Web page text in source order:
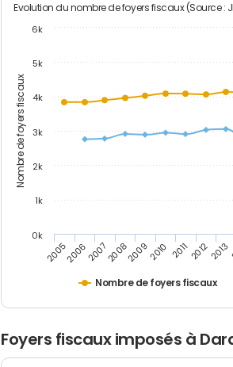
Nombre de foyers fiscaux
Evolution du nombre de foyers fiscaux (Source :
Nombre de foyers fiscaux
200520062007200820092010 201120122013
0k
1k
2k
3k
4k
5k
6k
Foyers fiscaux imposés à